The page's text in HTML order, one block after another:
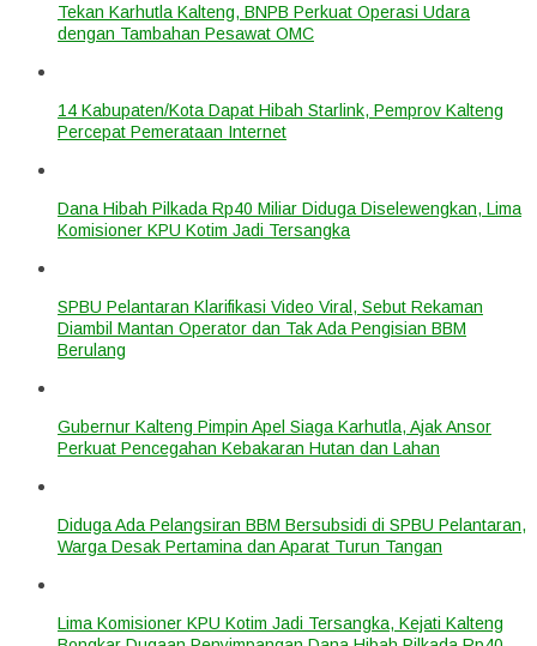
Tekan Karhutla Kalteng, BNPB Perkuat Operasi Udara
dengan Tambahan Pesawat OMC
14 Kabupaten/Kota Dapat Hibah Starlink, Pemprov Kalteng
Percepat Pemerataan Internet
Dana Hibah Pilkada Rp40 Miliar Diduga Diselewengkan, Lima
Komisioner KPU Kotim Jadi Tersangka
SPBU Pelantaran Klarifikasi Video Viral, Sebut Rekaman
Diambil Mantan Operator dan Tak Ada Pengisian BBM
Berulang
Gubernur Kalteng Pimpin Apel Siaga Karhutla, Ajak Ansor
Perkuat Pencegahan Kebakaran Hutan dan Lahan
Diduga Ada Pelangsiran BBM Bersubsidi di SPBU Pelantaran,
Warga Desak Pertamina dan Aparat Turun Tangan
Lima Komisioner KPU Kotim Jadi Tersangka, Kejati Kalteng